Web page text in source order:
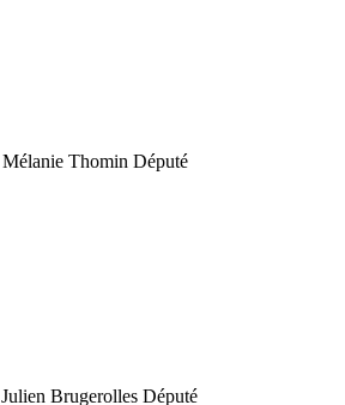
Mélanie Thomin Député
Julien Brugerolles Député